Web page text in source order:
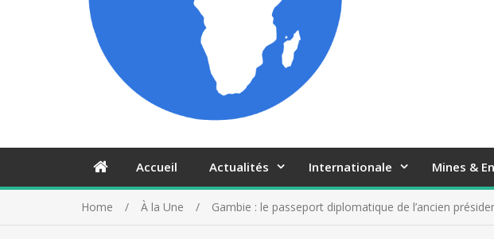
Accueil Actualités Internationale Mines &
Home À la Une Gambie : le passeport diplomatique de l’ancien